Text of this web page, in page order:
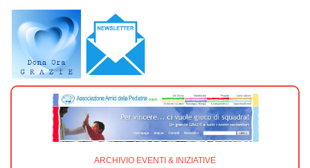
ARCHIVIO EVENTI & INIZIATIVE